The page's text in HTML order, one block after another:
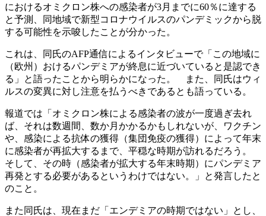
におけるオミクロン株への感染者が3月までに60％に達する
と予測、同地域で新型コロナウイルスのパンデミックから脱
する可能性を示唆したことが分かった。
これは、同氏のAFP通信によるインタビューで「この地域に
（欧州）おけるパンデミアが終息に近づいていると是認でき
る」と語ったことから明らかになった。 また、同氏はウィ
ルスの変異に対し注意を払うべきであるとも語っている。
報道では「オミクロン株による感染者の波が一度過ぎ去れ
ば、それは数週間、数か月かかるかもしれないが、ワクチン
や、感染による抗体の獲得（集団免疫の獲得）によって年末
に感染者が再拡大するまで、平穏な時期が訪れるだろう。
そして、その時（感染者が拡大する年末時期）にパンデミア
再発とする必要があるというわけではない。」と発言したと
のこと。
また同氏は、現在まだ「エンデミアの時期ではない」とし、